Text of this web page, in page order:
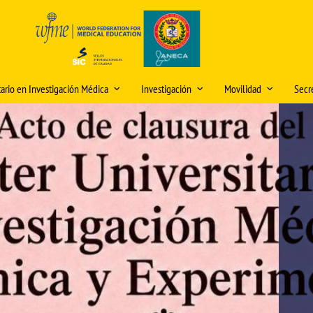
Modelos Anatómicos
Medicina
planificación docente (curso
2027)
en Investigación Médica
e información del título
internacionales
Investigación
Premio "Publicación Científica del
Mes" y premios "IDEA"
Iniciación a la Investigación
Jornadas de Investigación
Plan Propio de Investigación
Programa de Doctorado
Seminarios de Investigación e
Innovación
Comités de Ética para la tramitación
Movilidad
Movilidad Grado
Movilidad Grado
Movilidad Máster
Investigación Médica:
Experimental
Movilidad PDI/PAS
Cooperación
Video Tutorial Buzón Virtual DOMUS